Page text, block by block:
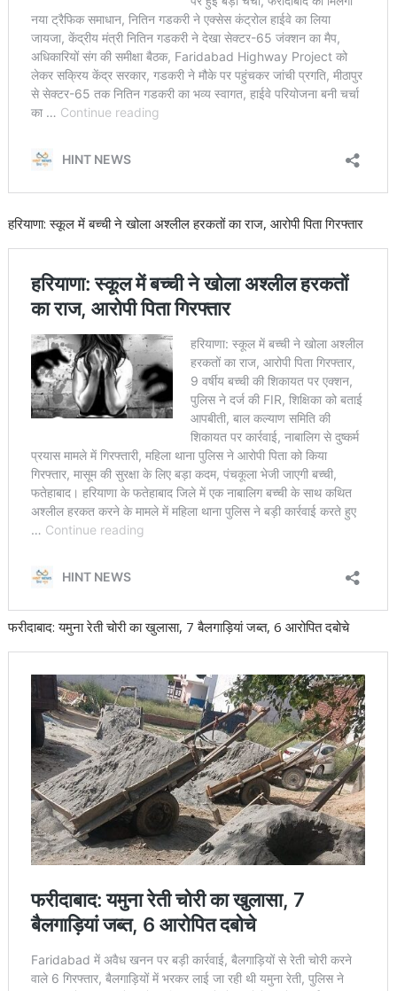
हरियाणा: स्कूल में बच्ची ने खोला अश्लील हरकतों का राज, आरोपी पिता गिरफ्तार
फरीदाबाद: यमुना रेती चोरी का खुलासा, 7 बैलगाड़ियां जब्त, 6 आरोपित दबोचे